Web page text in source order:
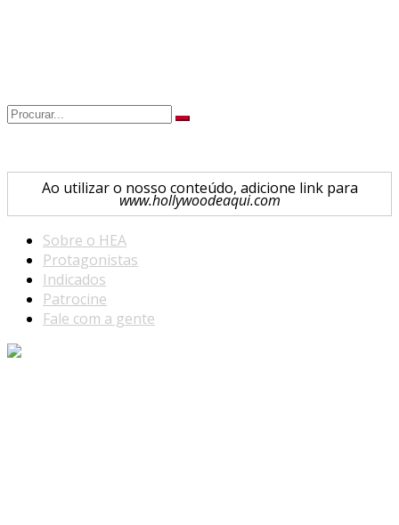
Search
Ao utilizar o nosso conteúdo, adicione link para
www.hollywoodeaqui.com
Sobre o HEA
Protagonistas
Indicados
Patrocine
Fale com a gente